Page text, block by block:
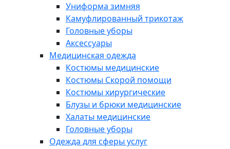
Униформа зимняя
Камуфлированный трикотаж
Головные уборы
Аксессуары
Медицинская одежда
Костюмы медицинские
Костюмы Скорой помощи
Костюмы хирургические
Блузы и брюки медицинские
Халаты медицинские
Головные уборы
Одежда для сферы услуг